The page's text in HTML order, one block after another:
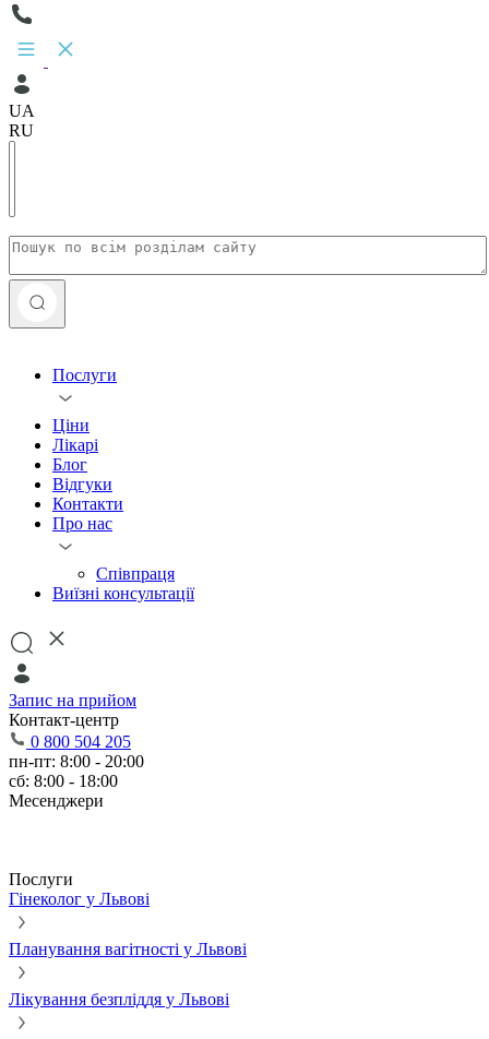
UA
RU
Послуги
Ціни
Лікарі
Блог
Відгуки
Контакти
Про нас
Співпраця
Виїзні консультації
Запис на прийом
Контакт-центр
0 800 504 205
пн-пт: 8:00 - 20:00
сб: 8:00 - 18:00
Месенджери
Послуги
Гінеколог у Львові
Планування вагітності у Львові
Лікування безпліддя у Львові